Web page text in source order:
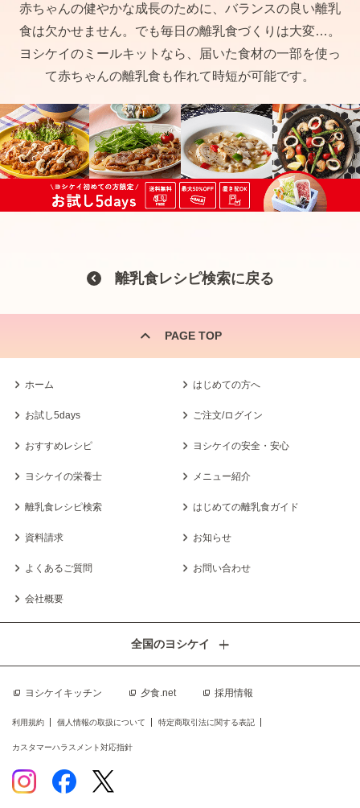
赤ちゃんの健やかな成長のために、バランスの良い離乳
食は欠かせません。でも毎日の離乳食づくりは大変…。
ヨシケイのミールキットなら、届いた食材の一部を使っ
て赤ちゃんの離乳食も作れて時短が可能です。
離乳食レシピ検索に戻る
PAGE TOP
ホーム はじめての方へ
お試し5days ご注文/ログイン
おすすめレシピ ヨシケイの安全・安心
ヨシケイの栄養士 メニュー紹介
離乳食レシピ検索 はじめての離乳食ガイド
資料請求 お知らせ
よくあるご質問 お問い合わせ
会社概要
ヨシケイキッチン 夕食.net 採用情報
全国のヨシケイ
利用規約 個人情報の取扱について 特定商取引法に関する表記
カスタマーハラスメント対応指針